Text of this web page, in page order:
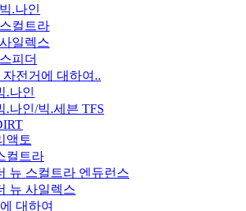
.나인
컬트라
일렉스
피더
전거에 대하여..
.나인
.나인/빅.세븐 TFS
액토
컬트라
뉴 스컬트라 엔듀런스
뉴 사일렉스
대하여